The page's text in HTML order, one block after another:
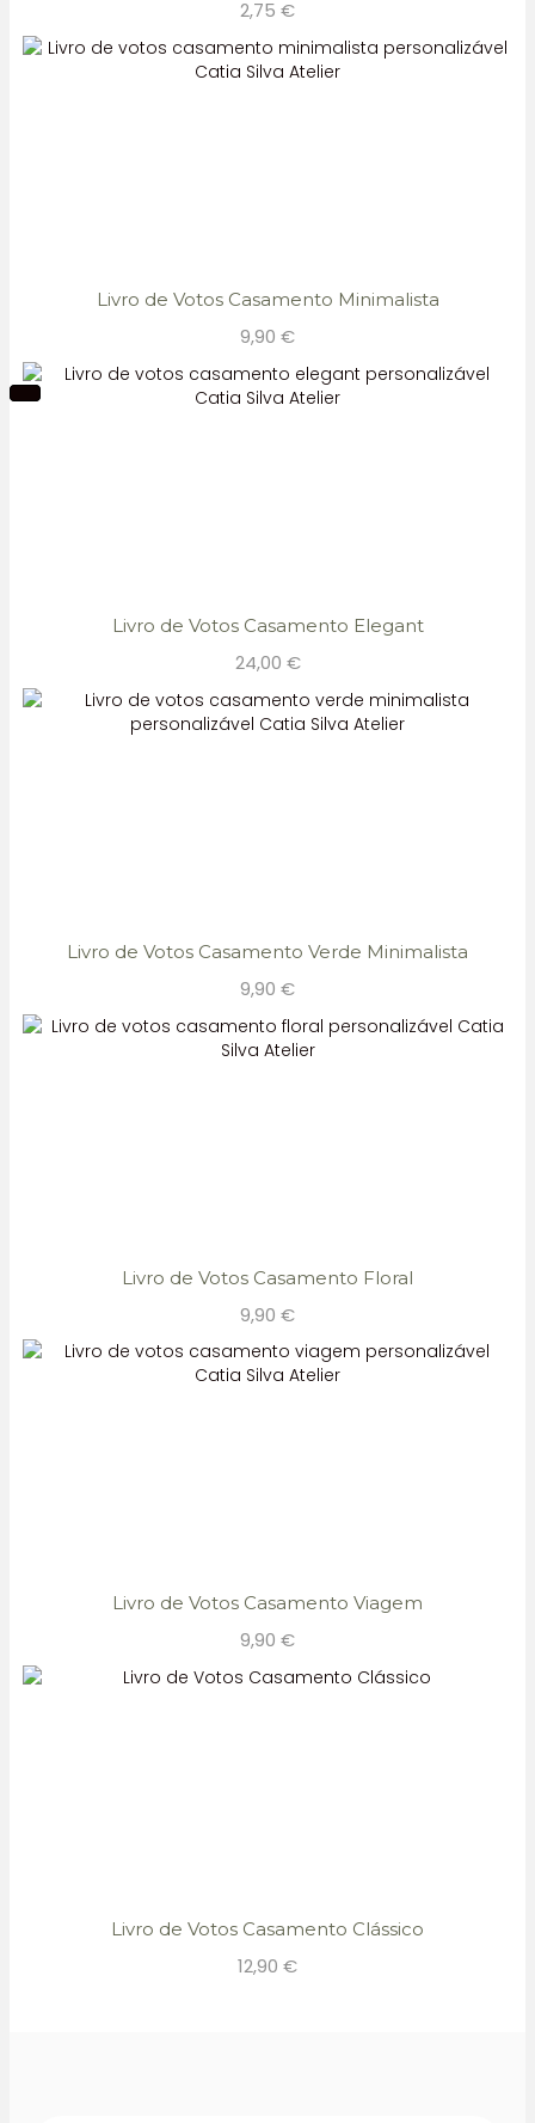
2,75 €
Livro de Votos Casamento Minimalista
9,90 €
Livro de Votos Casamento Elegant
24,00 €
Livro de Votos Casamento Verde Minimalista
9,90 €
Livro de Votos Casamento Floral
9,90 €
Livro de Votos Casamento Viagem
9,90 €
Livro de Votos Casamento Clássico
12,90 €